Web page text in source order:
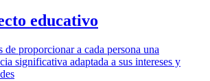
educativo
de proporcionar a cada persona una
significativa adaptada a sus intereses y